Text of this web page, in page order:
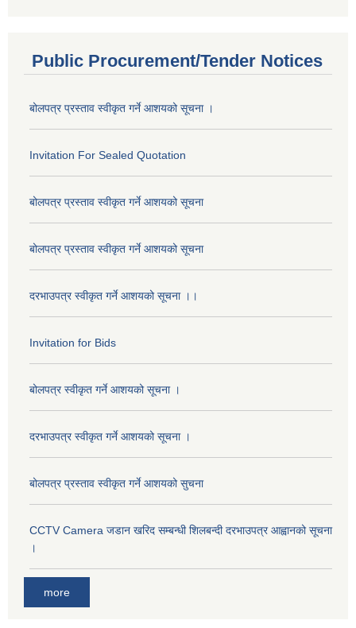
Public Procurement/Tender Notices
बोलपत्र प्रस्ताव स्वीकृत गर्ने आशयको सूचना ।
Invitation For Sealed Quotation
बोलपत्र प्रस्ताव स्वीकृत गर्ने आशयको सूचना
बोलपत्र प्रस्ताव स्वीकृत गर्ने आशयको सूचना
दरभाउपत्र स्वीकृत गर्ने आशयको सूचना ।।
Invitation for Bids
बोलपत्र स्वीकृत गर्ने आशयको सूचना ।
दरभाउपत्र स्वीकृत गर्ने आशयको सूचना ।
बोलपत्र प्रस्ताव स्वीकृत गर्ने आशयको सुचना
CCTV Camera जडान खरिद सम्बन्धी शिलबन्दी दरभाउपत्र आह्वानको सूचना
।
more